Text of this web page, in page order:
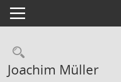
Toggle navigation
Rechercheauswahl
Joachim Müller